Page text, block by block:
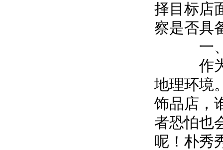
择目标店
察是否具
一、
作为
地理环境
饰品店，
者恐怕也
呢！朴秀